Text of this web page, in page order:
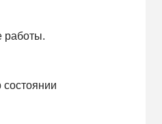
работы.